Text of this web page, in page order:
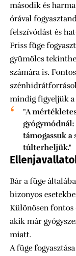
második és
órával
felszívódást és
Friss füge
gyümölcs
számára is.
mindig figyeljük
"A
gyógymódnál:
támogassuk a
túlterheljük."
Bár a füge
bizonyos
Különösen fontos
akik már
miatt.
A füge fogyasztása